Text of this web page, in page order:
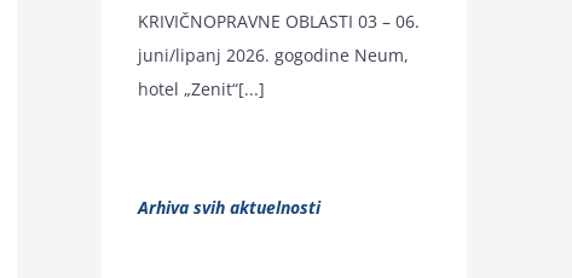
KRIVIČNOPRAVNE OBLASTI 03 – 06.
juni/lipanj 2026. gogodine Neum,
hotel „Zenit“[...]
Arhiva svih aktuelnosti